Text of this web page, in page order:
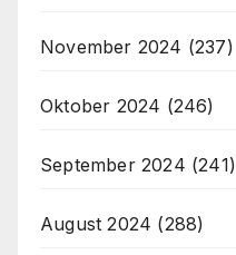
November 2024 (237)
Oktober 2024 (246)
September 2024 (241)
August 2024 (288)